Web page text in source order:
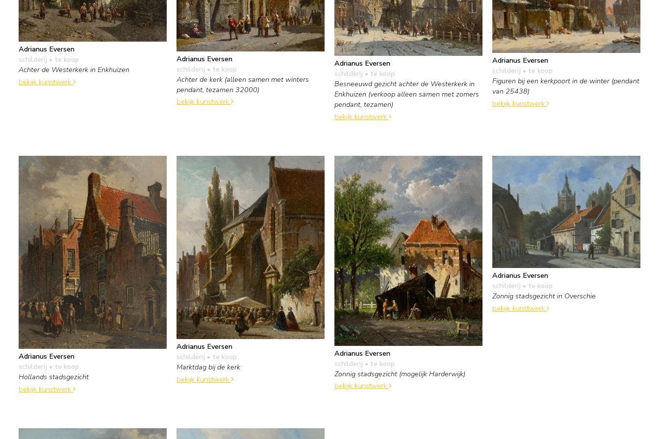
Adrianus Eversen
schilderij • te koop
Achter de Westerkerk in Enkhuizen
bekijk kunstwerk
Adrianus Eversen
schilderij • te koop
Achter de kerk (alleen samen met winters
pendant, tezamen 32000)
bekijk kunstwerk
Adrianus Eversen
schilderij • te koop
Besneeuwd gezicht achter de Westerkerk in
Enkhuizen (verkoop alleen samen met zomers
pendant, tezamen)
bekijk kunstwerk
Adrianus Eversen
schilderij • te koop
Figuren bij een kerkpoort in de winter (pendant
van 25438)
bekijk kunstwerk
Adrianus Eversen
schilderij • te koop
Hollands stadsgezicht
bekijk kunstwerk
Adrianus Eversen
schilderij • te koop
Marktdag bij de kerk
bekijk kunstwerk
Adrianus Eversen
schilderij • te koop
Zonnig stadsgezicht (mogelijk Harderwijk)
bekijk kunstwerk
Adrianus Eversen
schilderij • te koop
Zonnig stadsgezicht in Overschie
bekijk kunstwerk